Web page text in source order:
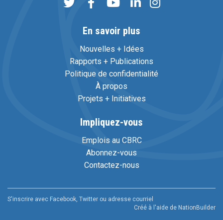
En savoir plus
Nouvelles + Idées
Rapports + Publications
Politique de confidentialité
À propos
Projets + Initiatives
Impliquez-vous
Emplois au CBRC
Abonnez-vous
Contactez-nous
S'inscrire avec Facebook, Twitter ou adresse courriel
Créé à l'aide de NationBuilder